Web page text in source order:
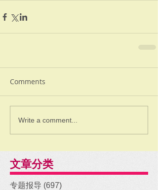
Comments
Write a comment...
文章分类
专题报导 (697)